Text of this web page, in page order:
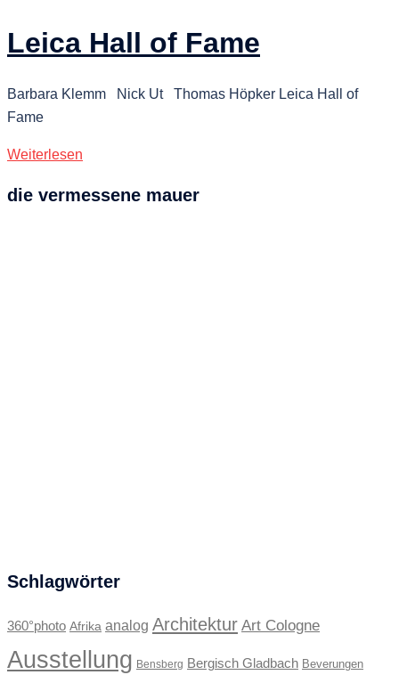
Leica Hall of Fame
Barbara Klemm Nick Ut Thomas Höpker Leica Hall of
Fame
Weiterlesen
die vermessene mauer
Schlagwörter
360°photo Afrika analog Architektur Art Cologne
Ausstellung Bensberg Bergisch Gladbach Beverungen